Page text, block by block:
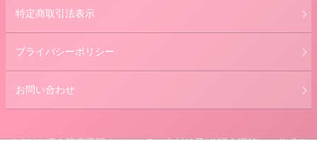
特定商取引法表示
プライバシーポリシー
お問い合わせ
© 2014 摂食障害専門カウンセラー中村綾子(公認心理師） 公式サ